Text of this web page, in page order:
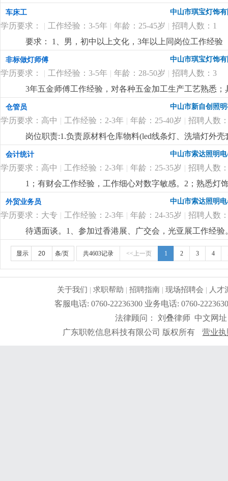
达能力强，思维敏捷，员工激励手法熟练；4、有
定的培训能力，指导帮助下属成长经验丰富；更详细 ...
车床工 中山市琪宝灯饰
学历要求： | 工作经验：3-5年 | 年龄：25-45岁 | 招聘人数：1
要求： 1、男，初中以上文化，3年以上同岗位工作经
程灯饰厂工作经验优先。更详细...
非标做灯师傅 中山市琪宝灯饰
学历要求： | 工作经验：3-5年 | 年龄：28-50岁 | 招聘人数：3
3年五金师傅工作经验，对各种五金加工生产工艺熟悉
尽快想出解决方案。更详细...
仓管员 中山市新自创照
学历要求：高中 | 工作经验：2-3年 | 年龄：25-40岁 | 招聘人数
岗位职责:1.负责原材料仓库物料(led线条灯、洗墙灯外
盘点，保持数据准确性3.负责仓库物料进出单据整理录
会计统计 中山市索达照明
学历要求：高中 | 工作经验：2-3年 | 年龄：25-35岁 | 招聘人数
1；有财会工作经验，工作细心对数字敏感。2；熟悉灯
核算，懂看产品bom表。更详细...
外贸业务员 中山市索达照明
学历要求：大专 | 工作经验：2-3年 | 年龄：24-35岁 | 招聘人数
待遇面谈。1、参加过香港展、广交会，光亚展工作经
也有客户平台收入可观。更详细...
显示 条/页 共4603记录 <<上一页 1 2 3 4
关于我们 |求职帮助 |招聘指南 |现场招聘会 | 人才
客服电话: 0760-22236300 业务电话: 0760-
法律顾问： 刘叠律师 中文网
广东职乾信息科技有限公司 版权所有
营业